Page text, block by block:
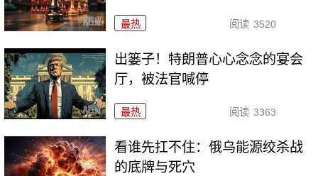
最热 阅读 3520
出篓子！特朗普心心念念的宴会
厅，被法官喊停
最热 阅读 3363
看谁先扛不住：俄乌能源绞杀战
的底牌与死穴